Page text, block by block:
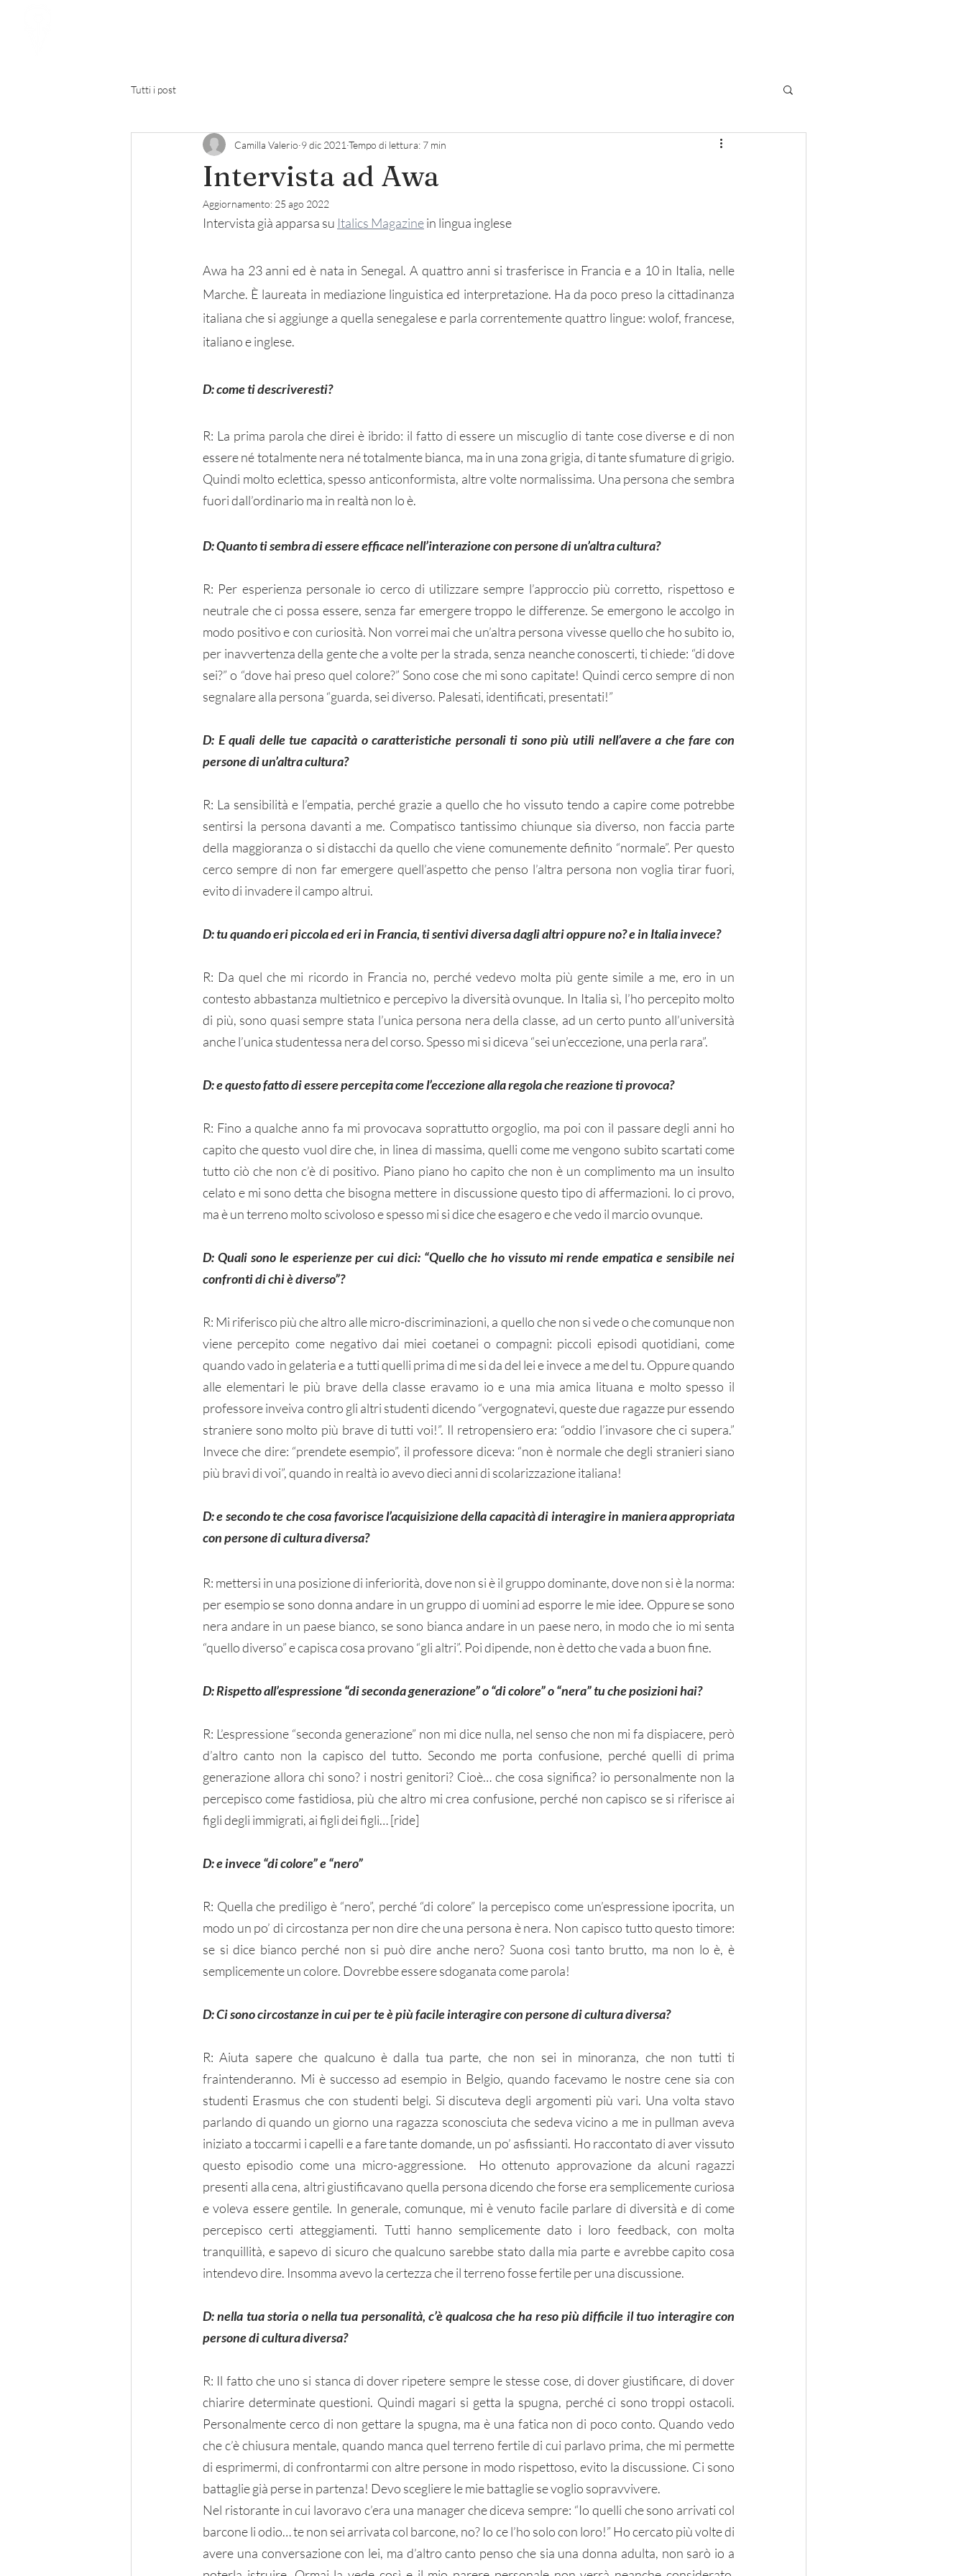
Tutti i post
Intervista ad Awa
Camilla Valerio 9 dic 2021 Tempo di lettura: 7 min
Aggiornamento: 25 ago 2022
Intervista già apparsa su Italics Magazine in lingua inglese
Awa ha 23 anni ed è nata in Senegal. A quattro anni si trasferisce in Francia e a 10 in Italia, nelle
Marche. È laureata in mediazione linguistica ed interpretazione. Ha da poco preso la cittadinanza
italiana che si aggiunge a quella senegalese e parla correntemente quattro lingue: wolof, francese,
italiano e inglese.
D: come ti descriveresti?
R: La prima parola che direi è ibrido: il fatto di essere un miscuglio di tante cose diverse e di non
essere né totalmente nera né totalmente bianca, ma in una zona grigia, di tante sfumature di grigio.
Quindi molto eclettica, spesso anticonformista, altre volte normalissima. Una persona che sembra
fuori dall’ordinario ma in realtà non lo è.
D: Quanto ti sembra di essere efficace nell’interazione con persone di un’altra cultura?
R: Per esperienza personale io cerco di utilizzare sempre l’approccio più corretto, rispettoso e
neutrale che ci possa essere, senza far emergere troppo le differenze. Se emergono le accolgo in
modo positivo e con curiosità. Non vorrei mai che un’altra persona vivesse quello che ho subito io,
per inavvertenza della gente che a volte per la strada, senza neanche conoscerti, ti chiede: “di dove
sei?” o “dove hai preso quel colore?” Sono cose che mi sono capitate! Quindi cerco sempre di non
segnalare alla persona “guarda, sei diverso. Palesati, identificati, presentati!”
D: E quali delle tue capacità o caratteristiche personali ti sono più utili nell’avere a che fare con
persone di un’altra cultura?
R: La sensibilità e l’empatia, perché grazie a quello che ho vissuto tendo a capire come potrebbe
sentirsi la persona davanti a me. Compatisco tantissimo chiunque sia diverso, non faccia parte
della maggioranza o si distacchi da quello che viene comunemente definito “normale”. Per questo
cerco sempre di non far emergere quell’aspetto che penso l’altra persona non voglia tirar fuori,
evito di invadere il campo altrui.
D: tu quando eri piccola ed eri in Francia, ti sentivi diversa dagli altri oppure no? e in Italia invece?
R: Da quel che mi ricordo in Francia no, perché vedevo molta più gente simile a me, ero in un
contesto abbastanza multietnico e percepivo la diversità ovunque. In Italia sì, l’ho percepito molto
di più, sono quasi sempre stata l’unica persona nera della classe, ad un certo punto all’università
anche l’unica studentessa nera del corso. Spesso mi si diceva “sei un’eccezione, una perla rara”.
D: e questo fatto di essere percepita come l’eccezione alla regola che reazione ti provoca?
R: Fino a qualche anno fa mi provocava soprattutto orgoglio, ma poi con il passare degli anni ho
capito che questo vuol dire che, in linea di massima, quelli come me vengono subito scartati come
tutto ciò che non c’è di positivo. Piano piano ho capito che non è un complimento ma un insulto
celato e mi sono detta che bisogna mettere in discussione questo tipo di affermazioni. Io ci provo,
ma è un terreno molto scivoloso e spesso mi si dice che esagero e che vedo il marcio ovunque.
D: Quali sono le esperienze per cui dici: “Quello che ho vissuto mi rende empatica e sensibile nei
confronti di chi è diverso”?
R: Mi riferisco più che altro alle micro-discriminazioni, a quello che non si vede o che comunque non
viene percepito come negativo dai miei coetanei o compagni: piccoli episodi quotidiani, come
quando vado in gelateria e a tutti quelli prima di me si da del lei e invece a me del tu. Oppure quando
alle elementari le più brave della classe eravamo io e una mia amica lituana e molto spesso il
professore inveiva contro gli altri studenti dicendo “vergognatevi, queste due ragazze pur essendo
straniere sono molto più brave di tutti voi!”. Il retropensiero era: “oddio l’invasore che ci supera.”
Invece che dire: “prendete esempio”, il professore diceva: “non è normale che degli stranieri siano
più bravi di voi”, quando in realtà io avevo dieci anni di scolarizzazione italiana!
D: e secondo te che cosa favorisce l’acquisizione della capacità di interagire in maniera appropriata
con persone di cultura diversa?
R: mettersi in una posizione di inferiorità, dove non si è il gruppo dominante, dove non si è la norma:
per esempio se sono donna andare in un gruppo di uomini ad esporre le mie idee. Oppure se sono
nera andare in un paese bianco, se sono bianca andare in un paese nero, in modo che io mi senta
“quello diverso” e capisca cosa provano “gli altri”. Poi dipende, non è detto che vada a buon fine.
D: Rispetto all’espressione “di seconda generazione” o “di colore” o “nera” tu che posizioni hai?
R: L’espressione “seconda generazione” non mi dice nulla, nel senso che non mi fa dispiacere, però
d’altro canto non la capisco del tutto. Secondo me porta confusione, perché quelli di prima
generazione allora chi sono? i nostri genitori? Cioè… che cosa significa? io personalmente non la
percepisco come fastidiosa, più che altro mi crea confusione, perché non capisco se si riferisce ai
figli degli immigrati, ai figli dei figli… [ride]
D: e invece “di colore” e “nero”
R: Quella che prediligo è “nero”, perché “di colore” la percepisco come un’espressione ipocrita, un
modo un po’ di circostanza per non dire che una persona è nera. Non capisco tutto questo timore:
se si dice bianco perché non si può dire anche nero? Suona così tanto brutto, ma non lo è, è
semplicemente un colore. Dovrebbe essere sdoganata come parola!
D: Ci sono circostanze in cui per te è più facile interagire con persone di cultura diversa?
R: Aiuta sapere che qualcuno è dalla tua parte, che non sei in minoranza, che non tutti ti
fraintenderanno. Mi è successo ad esempio in Belgio, quando facevamo le nostre cene sia con
studenti Erasmus che con studenti belgi. Si discuteva degli argomenti più vari. Una volta stavo
parlando di quando un giorno una ragazza sconosciuta che sedeva vicino a me in pullman aveva
iniziato a toccarmi i capelli e a fare tante domande, un po’ asfissianti. Ho raccontato di aver vissuto
questo episodio come una micro-aggressione.  Ho ottenuto approvazione da alcuni ragazzi
presenti alla cena, altri giustificavano quella persona dicendo che forse era semplicemente curiosa
e voleva essere gentile. In generale, comunque, mi è venuto facile parlare di diversità e di come
percepisco certi atteggiamenti. Tutti hanno semplicemente dato i loro feedback, con molta
tranquillità, e sapevo di sicuro che qualcuno sarebbe stato dalla mia parte e avrebbe capito cosa
intendevo dire. Insomma avevo la certezza che il terreno fosse fertile per una discussione.
D: nella tua storia o nella tua personalità, c’è qualcosa che ha reso più difficile il tuo interagire con
persone di cultura diversa?
R: Il fatto che uno si stanca di dover ripetere sempre le stesse cose, di dover giustificare, di dover
chiarire determinate questioni. Quindi magari si getta la spugna, perché ci sono troppi ostacoli.
Personalmente cerco di non gettare la spugna, ma è una fatica non di poco conto. Quando vedo
che c’è chiusura mentale, quando manca quel terreno fertile di cui parlavo prima, che mi permette
di esprimermi, di confrontarmi con altre persone in modo rispettoso, evito la discussione. Ci sono
battaglie già perse in partenza! Devo scegliere le mie battaglie se voglio sopravvivere.
Nel ristorante in cui lavoravo c’era una manager che diceva sempre: “Io quelli che sono arrivati col
barcone li odio… te non sei arrivata col barcone, no? Io ce l’ho solo con loro!” Ho cercato più volte di
avere una conversazione con lei, ma d’altro canto penso che sia una donna adulta, non sarò io a